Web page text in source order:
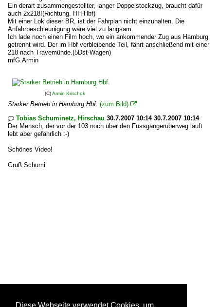
Ein derart zusammengestellter, langer Doppelstockzug, braucht dafür
auch 2x218!(Richtung. HH-Hbf)
Mit einer Lok dieser BR, ist der Fahrplan nicht einzuhalten. Die
Anfahrbeschleunigung wäre viel zu langsam.
Ich lade noch einen Film hoch, wo ein ankommender Zug aus Hamburg
getrennt wird. Der im Hbf verbleibende Teil, fährt anschließend mit einer
218 nach Travemünde.(5Dst-Wagen)
mfG.Armin
(C)Armin Krischok
Starker Betrieb in Hamburg Hbf. (zum Bild) 
 Tobias Schuminetz, Hirschau 30.7.2007 10:14 30.7.2007 10:14
Der Mensch, der vor der 103 noch über den Fussgängerüberweg läuft
lebt aber gefährlich :-)
Schönes Video!
Gruß Schumi